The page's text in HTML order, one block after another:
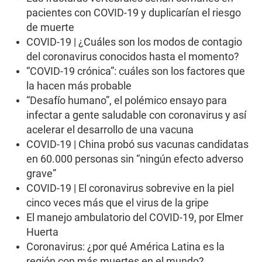
pacientes con COVID-19 y duplicarían el riesgo
de muerte
COVID-19 | ¿Cuáles son los modos de contagio
del coronavirus conocidos hasta el momento?
“COVID-19 crónica”: cuáles son los factores que
la hacen más probable
“Desafío humano”, el polémico ensayo para
infectar a gente saludable con coronavirus y así
acelerar el desarrollo de una vacuna
COVID-19 | China probó sus vacunas candidatas
en 60.000 personas sin “ningún efecto adverso
grave”
COVID-19 | El coronavirus sobrevive en la piel
cinco veces más que el virus de la gripe
El manejo ambulatorio del COVID-19, por Elmer
Huerta
Coronavirus: ¿por qué América Latina es la